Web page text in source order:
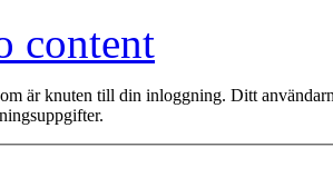
content
är knuten till din inloggning. Ditt